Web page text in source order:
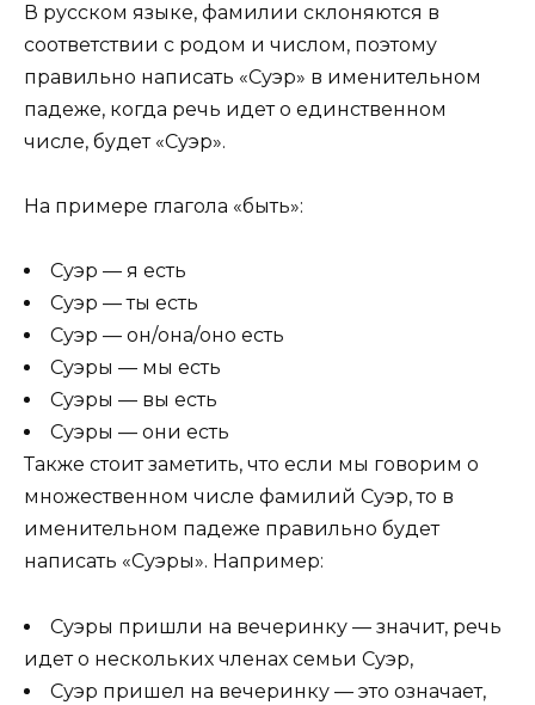
В русском языке, фамилии склоняются в
соответствии с родом и числом, поэтому
правильно написать «Суэр» в именительном
падеже, когда речь идет о единственном
числе, будет «Суэр».
На примере глагола «быть»:
Суэр — я есть
Суэр — ты есть
Суэр — он/она/оно есть
Суэры — мы есть
Суэры — вы есть
Суэры — они есть
Также стоит заметить, что если мы говорим о
множественном числе фамилий Суэр, то в
именительном падеже правильно будет
написать «Суэры». Например:
Суэры пришли на вечеринку — значит, речь
идет о нескольких членах семьи Суэр,
Суэр пришел на вечеринку — это означает,